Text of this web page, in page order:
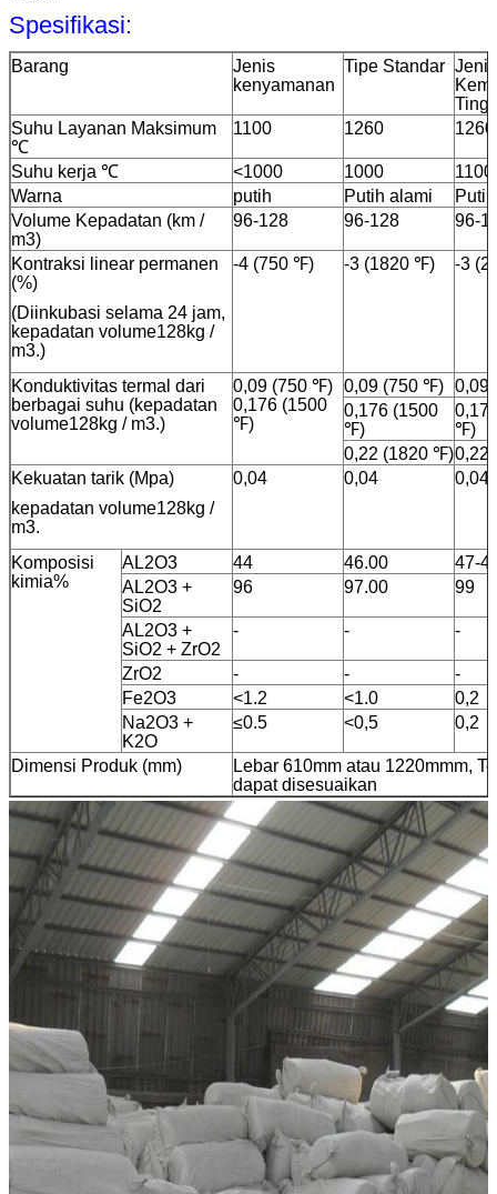
Spesifikasi:
Barang
Jenis
kenyamanan
Tipe Standar Jenis
Suhu Layanan Maksimum
℃
1100 1260 1260
Suhu kerja ℃ <1000 1000
1100
Warna
putih Putih alami
Volume Kepadatan (km /
m3)
96-128 96-128 96-
Kontraksi linear permanen
(%)
(Diinkubasi selama 24 jam,
kepadatan volume128kg /
m3.)
-4 (750 ℉) -3 (1820 ℉) -3
Konduktivitas termal dari
berbagai suhu (kepadatan
volume128kg / m3.)
0,09 (750 ℉)
0,176 (1500
℉)
0,09 (750 ℉) 0,09
0,176 (1500
℉)
℉)
0,22 (1820 ℉)0,22
Kekuatan tarik (Mpa)
kepadatan volume128kg /
m3.
0,04 0,04 0,04
Komposisi
kimia%
AL2O3 44 46.00
47-
AL2O3 +
SiO2
96 97.00 99
AL2O3 +
SiO2 + ZrO2
- - -
ZrO2 - -
-
Fe2O3
<1.2 <1.0
0,2
Na2O3 +
K2O
≤0.5 <0,5 0,2
Dimensi Produk (mm)
Lebar 610mm atau 1220mmm,
dapat disesuaikan